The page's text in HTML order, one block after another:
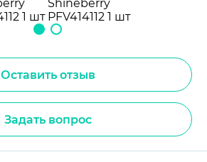
Оставить отзыв
Задать вопрос